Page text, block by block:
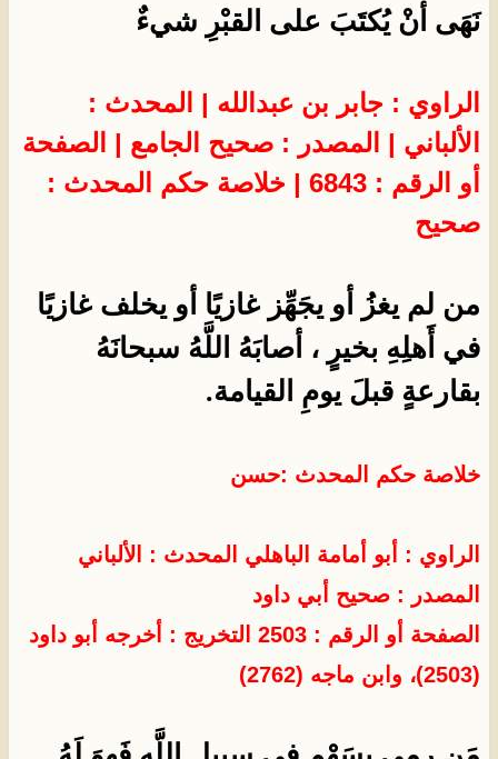
نَهَى أنْ يُكتَبَ على القبْرِ شيءٌ
الراوي : جابر بن عبدالله | المحدث :
الألباني | المصدر : صحيح الجامع | الصفحة
أو الرقم : 6843 | خلاصة حكم المحدث :
صحيح
من لم يغزُ أو يجَهِّز غازيًا أو يخلف غازيًا
في أَهلِهِ بخيرٍ ، أصابَهُ اللَّهُ سبحانَهُ
بقارعةٍ قبلَ يومِ القيامة.
خلاصة حكم المحدث :حسن
الراوي : أبو أمامة الباهلي المحدث :
الألباني
المصدر : صحيح أبي داود
الصفحة أو الرقم : 2503 التخريج : أخرجه أبو داود
(2503)، وابن ماجه (2762)